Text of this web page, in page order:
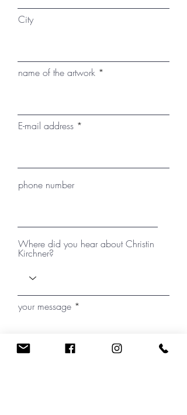
City
name of the artwork
E-mail address
phone number
Where did you hear about Christin
Kirchner?
your message